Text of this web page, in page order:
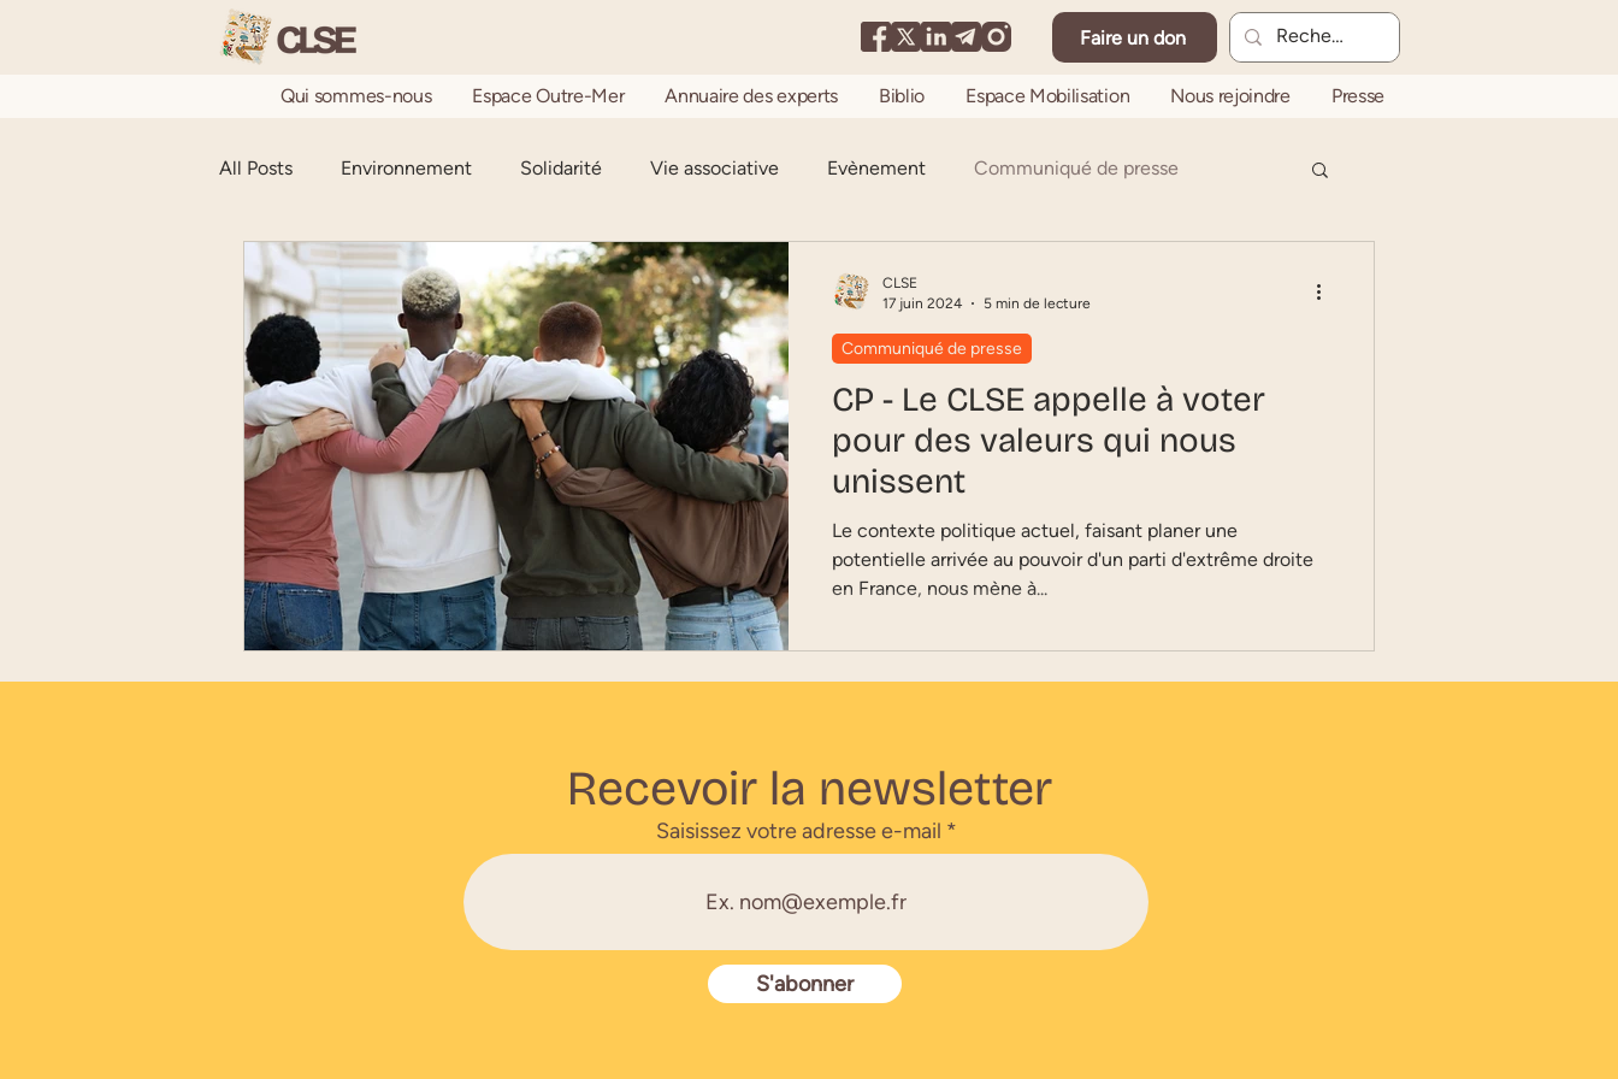
Faire un don
Qui sommes-nous Espace Outre-Mer Annuaire des experts Biblio Espace Mobilisation Nous rejoindre Presse
All Posts Environnement Solidarité Vie associative Evènement Communiqué de presse
Le Journal des bénévoles Enquête de terrain Mobilisation
CP - Le CLSE appelle à voter
pour des valeurs qui nous
unissent
Le contexte politique actuel, faisant planer une
potentielle arrivée au pouvoir d'un parti d'extrême droite
en France, nous mène à...
Communiqué de presse
CLSE
17 juin 2024
5 min de lecture
Recevoir la newsletter
Saisissez votre adresse e-mail
S'abonner